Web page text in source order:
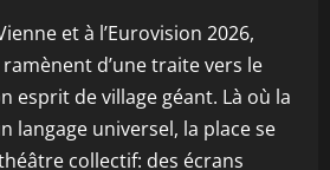
et à l’Eurovision 2026,
d’une traite vers le
esprit de village géant. Là où la
langage universel, la place se
collectif: des écrans